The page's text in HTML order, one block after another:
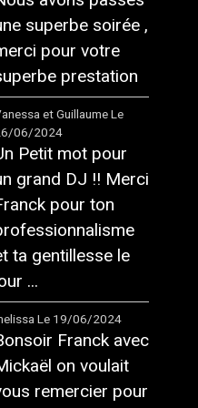
superbe soirée ,
pour votre
prestation
et Guillaume Le
06/2024
Petit mot pour
grand DJ !! Merci
pour ton
ta gentillesse le
...
Le 19/06/2024
Franck avec
on voulait
remercier pour